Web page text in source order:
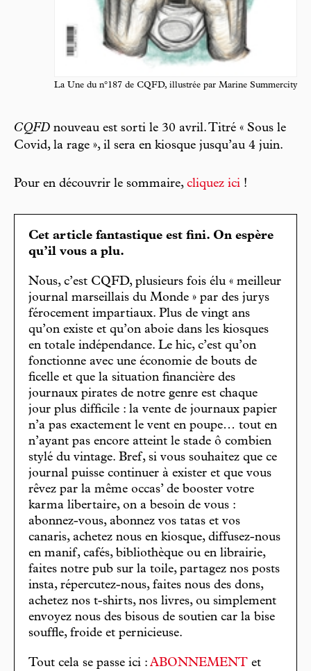
La Une du n°187 de CQFD, illustrée par Marine Summercity
CQFD nouveau est sorti le 30 avril. Titré « Sous le
Covid, la rage », il sera en kiosque jusqu’au 4 juin.
Pour en découvrir le sommaire, cliquez ici !
Cet article fantastique est fini. On espère
qu’il vous a plu.
Nous, c’est CQFD, plusieurs fois élu « meilleur
journal marseillais du Monde » par des jurys
férocement impartiaux. Plus de vingt ans
qu’on existe et qu’on aboie dans les kiosques
en totale indépendance. Le hic, c’est qu’on
fonctionne avec une économie de bouts de
ficelle et que la situation financière des
journaux pirates de notre genre est chaque
jour plus difficile : la vente de journaux papier
n’a pas exactement le vent en poupe… tout en
n’ayant pas encore atteint le stade ô combien
stylé du vintage. Bref, si vous souhaitez que ce
journal puisse continuer à exister et que vous
rêvez par la même occas’ de booster votre
karma libertaire, on a besoin de vous :
abonnez-vous, abonnez vos tatas et vos
canaris, achetez nous en kiosque, diffusez-nous
en manif, cafés, bibliothèque ou en librairie,
faites notre pub sur la toile, partagez nos posts
insta, répercutez-nous, faites nous des dons,
achetez nos t-shirts, nos livres, ou simplement
envoyez nous des bisous de soutien car la bise
souffle, froide et pernicieuse.
Tout cela se passe ici : ABONNEMENT et